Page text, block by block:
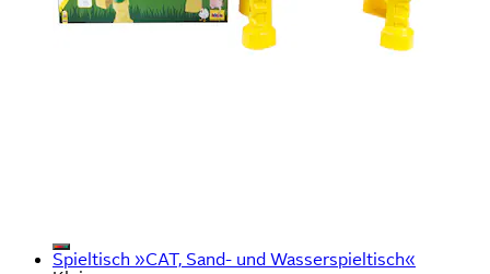
Spieltisch »CAT, Sand- und Wasserspieltisch«